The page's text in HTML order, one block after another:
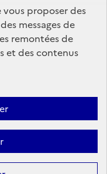
vous proposer des
messages de
remontées de
et des contenus
(cookies)
ce site sont sous